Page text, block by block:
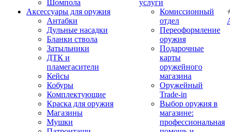
Шомпола
Аксессуары для оружия
Антабки
Дульные насадки
Бланки ствола
Затыльники
ДТК и
пламегасители
Кейсы
Кобуры
Комплектующие
Краска для оружия
Магазины
Мушки
услуги
Комиссионный
отдел
Переоформление
оружия
Подарочные
карты
оружейного
магазина
Оружейный
Trade-in
Выбор оружия в
магазине:
профессиональная